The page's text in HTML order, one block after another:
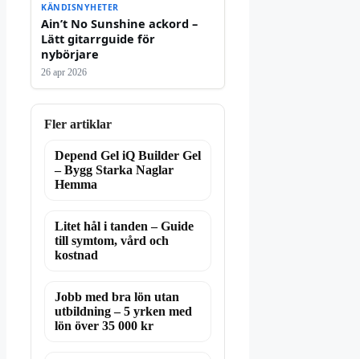
KÄNDISNYHETER
Ain’t No Sunshine ackord –
Lätt gitarrguide för
nybörjare
26 apr 2026
Fler artiklar
Depend Gel iQ Builder Gel
– Bygg Starka Naglar
Hemma
Litet hål i tanden – Guide
till symtom, vård och
kostnad
Jobb med bra lön utan
utbildning – 5 yrken med
lön över 35 000 kr